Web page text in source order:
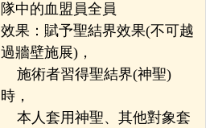
隊中的血盟員全員
效果：賦予聖結界效果(不可越
過牆壁施展)，
施術者習得聖結界(神聖)
時，
本人套用神聖、其他對象套